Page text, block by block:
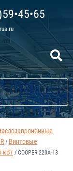
/ Винтовые
кВт / COOPER 220A-13